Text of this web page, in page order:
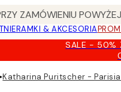
ZAMÓWIENIU
RAMKI & AKCESORIA
SALE - 50%
Katharina Puritscher -